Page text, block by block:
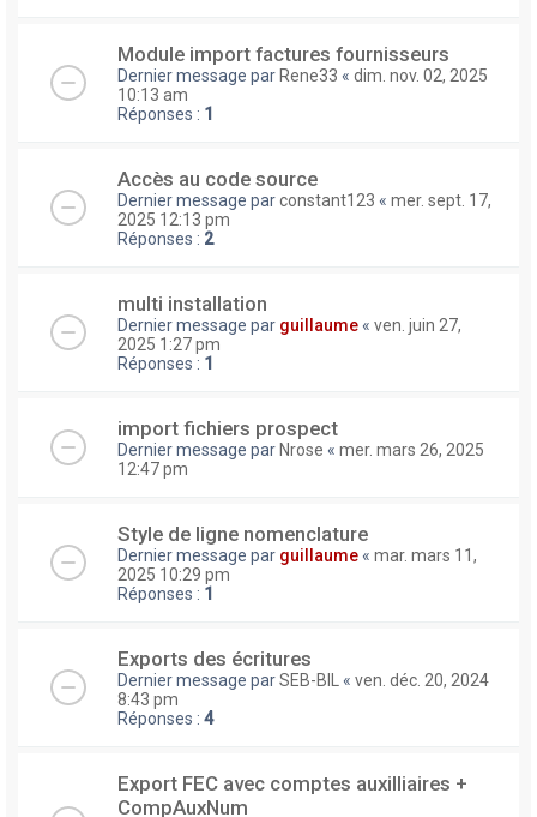
Module import factures fournisseurs
Dernier message par Rene33 « dim. nov. 02, 2025
10:13 am
Réponses : 1
Accès au code source
Dernier message parconstant123 « mer. sept. 17,
2025 12:13 pm
Réponses : 2
multi installation
Dernier message par guillaume « ven. juin 27,
2025 1:27 pm
Réponses : 1
import fichiers prospect
Dernier message par Nrose « mer. mars 26, 2025
12:47 pm
Style de ligne nomenclature
Dernier message par guillaume « mar. mars 11,
2025 10:29 pm
Réponses : 1
Exports des écritures
Dernier message parSEB-BIL « ven. déc. 20, 2024
8:43 pm
Réponses : 4
Export FEC avec comptes auxilliaires +
CompAuxNum